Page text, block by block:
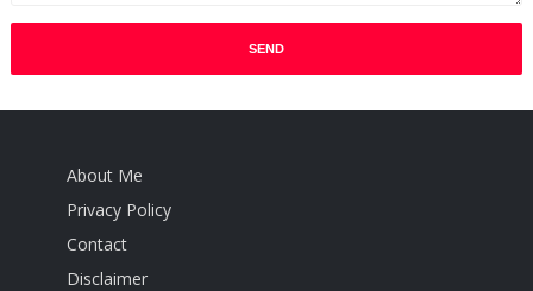
About Me
Privacy Policy
Contact
Disclaimer